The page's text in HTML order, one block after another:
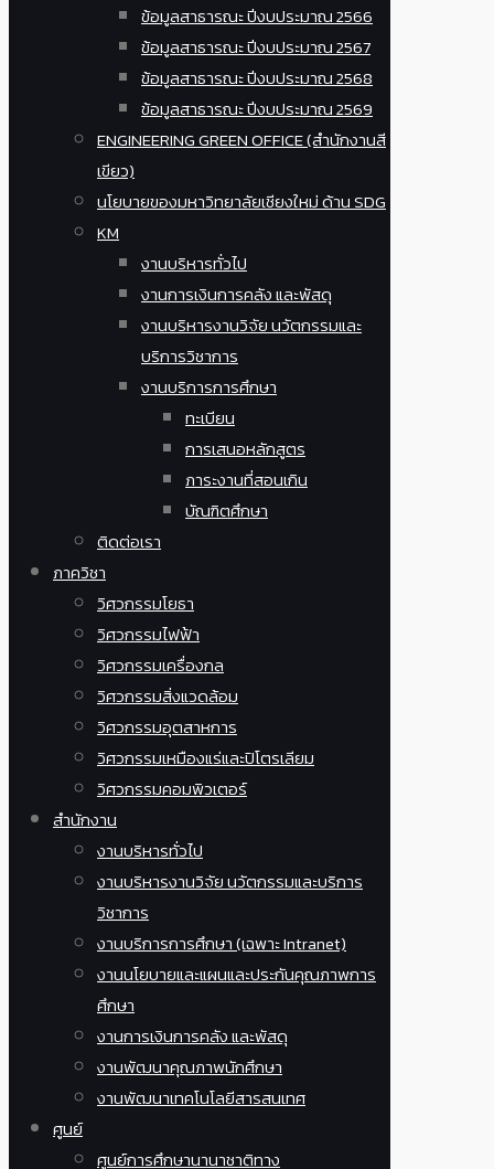
ข้อมูลสาธารณะ ปีงบประมาณ 2566
ข้อมูลสาธารณะ ปีงบประมาณ 2567
ข้อมูลสาธารณะ ปีงบประมาณ 2568
ข้อมูลสาธารณะ ปีงบประมาณ 2569
ENGINEERING GREEN OFFICE (สำนักงานสี
เขียว)
นโยบายของมหาวิทยาลัยเชียงใหม่ ด้าน SDG
KM
งานบริหารทั่วไป
งานการเงินการคลัง และพัสดุ
งานบริหารงานวิจัย นวัตกรรมและ
บริการวิชาการ
งานบริการการศึกษา
ทะเบียน
การเสนอหลักสูตร
ภาระงานที่สอนเกิน
บัณฑิตศึกษา
ติดต่อเรา
ภาควิชา
วิศวกรรมโยธา
วิศวกรรมไฟฟ้า
วิศวกรรมเครื่องกล
วิศวกรรมสิ่งแวดล้อม
วิศวกรรมอุตสาหการ
วิศวกรรมเหมืองแร่และปิโตรเลียม
วิศวกรรมคอมพิวเตอร์
สำนักงาน
งานบริหารทั่วไป
งานบริหารงานวิจัย นวัตกรรมและบริการ
วิชาการ
งานบริการการศึกษา (เฉพาะ Intranet)
งานนโยบายและแผนและประกันคุณภาพการ
ศึกษา
งานการเงินการคลัง และพัสดุ
งานพัฒนาคุณภาพนักศึกษา
งานพัฒนาเทคโนโลยีสารสนเทศ
ศูนย์
ศูนย์การศึกษานานาชาติทาง